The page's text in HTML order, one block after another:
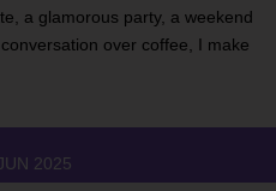
a glamorous party, a weekend
over coffee, I make
2025